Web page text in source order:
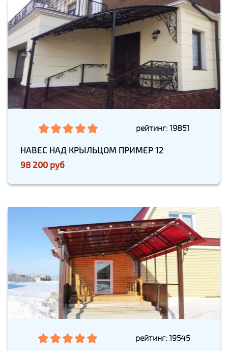
рейтинг: 19851
НАВЕС НАД КРЫЛЬЦОМ ПРИМЕР 12
98 200 руб
рейтинг: 19545